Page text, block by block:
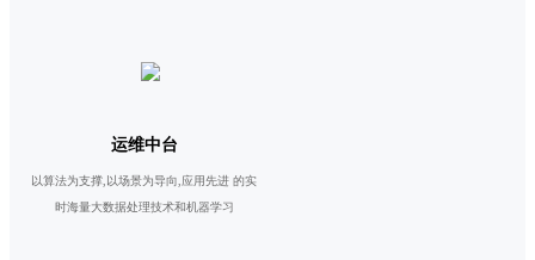
运维中台
以算法为支撑,以场景为导向,应用先进 的实
时海量大数据处理技术和机器学习